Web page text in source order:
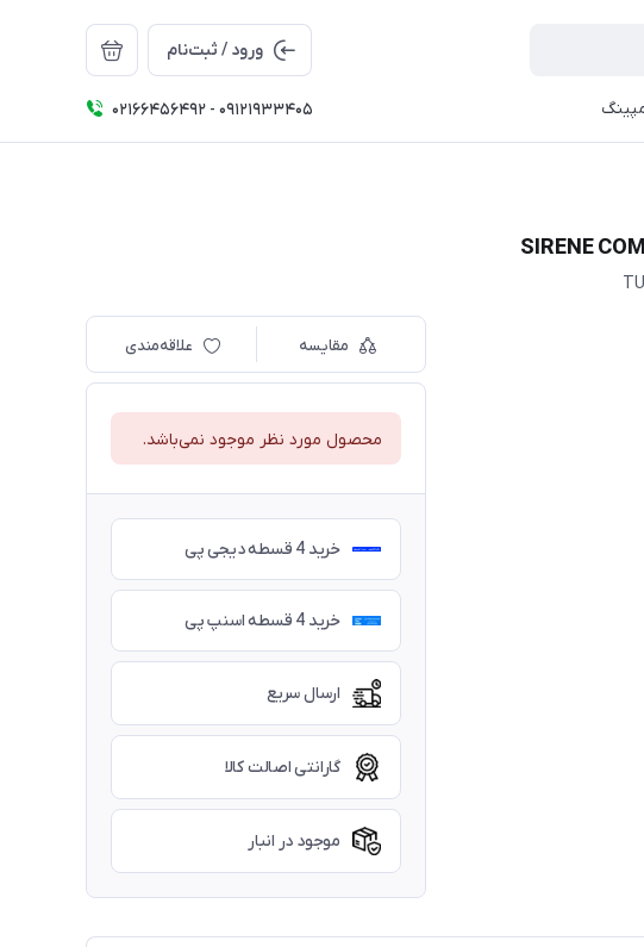
ورود / ثبت‌نام
02166456492 - 09121933405
مقایسه علاقه‌مندی
محصول مورد نظر موجود نمی‌باشد.
خرید 4 قسطه دیجی پی
خرید 4 قسطه اسنپ پی
ارسال سریع
گارانتی اصالت کالا
موجود در انبار